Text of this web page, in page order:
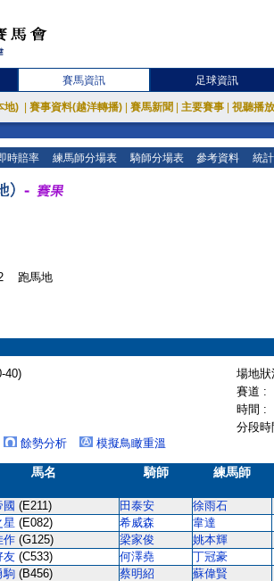
賽馬資訊 足球資訊
地) 賽事資料(越洋轉播) 賽馬新聞 主要賽事 視聽播
時賠率 練馬師分場表 騎師分場表 參考資料 統
跑馬地
40)
場地
賽道 :
時間 :
分段
餘勢分析 模擬鳥瞰重溫
馬名 騎師 練馬師
國 (E211) 田泰安 徐雨石
星 (E082) 希威森 韋達
作 (G125) 梁家俊 姚本輝
友 (C533) 何澤堯 丁冠豪
駒 (B456) 蔡明紹 蘇偉賢